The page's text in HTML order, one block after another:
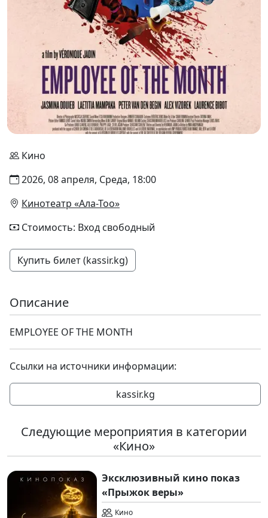
Кино
2026, 08 апреля, Среда, 18:00
Кинотеатр «Ала-Тоо»
Стоимость: Вход свободный
Купить билет (kassir.kg)
Описание
EMPLOYEE OF THE MONTH
Ссылки на источники информации:
kassir.kg
Следующие мероприятия в категории
«Кино»
Эксклюзивный кино показ
«Прыжок веры»
Кино